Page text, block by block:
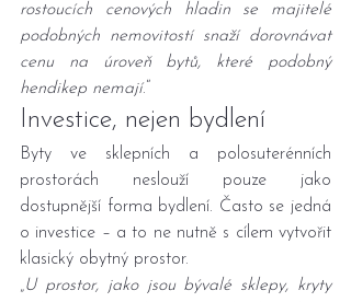
rostoucích cenových hladin se majitelé
podobných nemovitostí snaží dorovnávat
cenu na úroveň bytů, které podobný
hendikep nemají.“
Investice, nejen bydlení
Byty ve sklepních a polosuterénních
prostorách neslouží pouze jako
dostupnější forma bydlení. Často se jedná
o investice – a to ne nutně s cílem vytvořit
klasický obytný prostor.
„U prostor, jako jsou bývalé sklepy, kryty